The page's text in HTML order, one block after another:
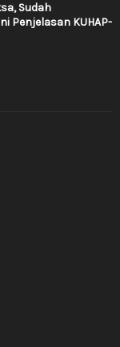
Sudah
Penjelasan KUHAP-